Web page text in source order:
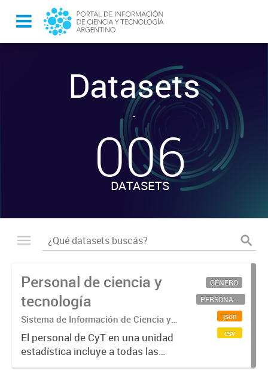
Datasets
-
006
DATASETS
Personal de ciencia y
tecnología
Sistema de Información de Ciencia y
Tecnología Argentino (SICYTAR)
El personal de CyT en una unidad
estadística incluye a todas las
personas involucradas
GÉNERO
PERSONAL CIENTÍFICO-TECNOLÓGICO
json
csv